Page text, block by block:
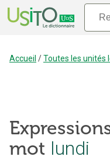
Accueil /Toutes les unités
mot lundi